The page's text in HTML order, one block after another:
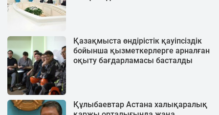
Қазақмыста өндірістік қауіпсіздік
бойынша қызметкерлерге арналған
оқыту бағдарламасы басталды
Құлыбаевтар Астана халықаралық